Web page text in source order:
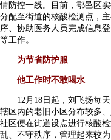
情防控一线。目前，鄠邑区
分配至街道的核酸检测点，
序、协助医务人员完成信息
等工作。
为节省防护服
他工作时不敢喝水
12月18日起，刘飞扬每天
辖区内的老旧小区分布较多
社区便在街道设点进行核酸
乱、不守秩序，管理起来较